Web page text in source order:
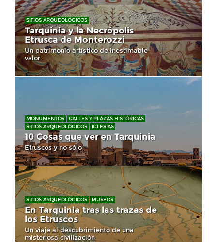
SITIOS ARQUEOLÓGICOS
Tarquinia y la Necrópolis
Etrusca de Monterozzi
Un patrimonio artístico de inestimable
valor
MONUMENTOS
CALLES Y PLAZAS HISTÓRICAS
SITIOS ARQUEOLÓGICOS
IGLESIAS
10 Cosas que ver en Tarquinia
Etruscos y no sólo
SITIOS ARQUEOLÓGICOS MUSEOS
En Tarquinia tras las trazas de
los Etruscos
Un viaje al descubrimiento de una
misteriosa civilización